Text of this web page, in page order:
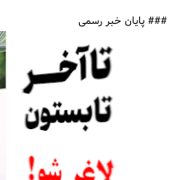
### پایان خبر رسمی